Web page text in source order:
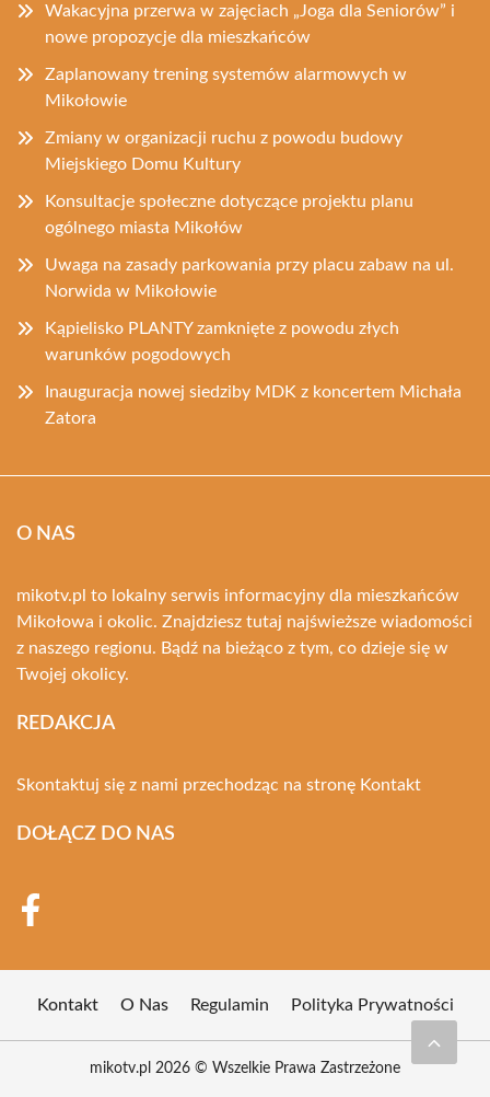
Wakacyjna przerwa w zajęciach „Joga dla Seniorów” i
nowe propozycje dla mieszkańców
Zaplanowany trening systemów alarmowych w
Mikołowie
Zmiany w organizacji ruchu z powodu budowy
Miejskiego Domu Kultury
Konsultacje społeczne dotyczące projektu planu
ogólnego miasta Mikołów
Uwaga na zasady parkowania przy placu zabaw na ul.
Norwida w Mikołowie
Kąpielisko PLANTY zamknięte z powodu złych
warunków pogodowych
Inauguracja nowej siedziby MDK z koncertem Michała
Zatora
O NAS
mikotv.pl to lokalny serwis informacyjny dla mieszkańców
Mikołowa i okolic. Znajdziesz tutaj najświeższe wiadomości
z naszego regionu. Bądź na bieżąco z tym, co dzieje się w
Twojej okolicy.
REDAKCJA
Skontaktuj się z nami przechodząc na stronę Kontakt
DOŁĄCZ DO NAS
Kontakt O Nas Regulamin Polityka Prywatności
mikotv.pl 2026 © Wszelkie Prawa Zastrzeżone